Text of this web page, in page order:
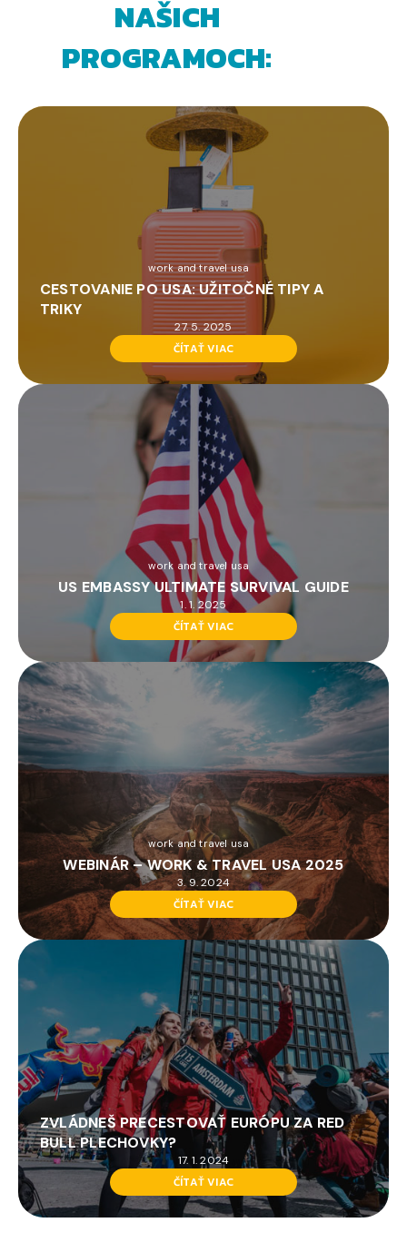
NAŠICH
PROGRAMOCH:
work and travel usa
CESTOVANIE PO USA: UŽITOČNÉ TIPY A
TRIKY
27. 5. 2025
ČÍTAŤ VIAC
work and travel usa
US EMBASSY ULTIMATE SURVIVAL GUIDE
1. 1. 2025
ČÍTAŤ VIAC
work and travel usa
WEBINÁR – WORK & TRAVEL USA 2025
3. 9. 2024
ČÍTAŤ VIAC
ZVLÁDNEŠ PRECESTOVAŤ EURÓPU ZA RED
BULL PLECHOVKY?
17. 1. 2024
ČÍTAŤ VIAC